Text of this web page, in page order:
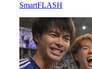
SmartFLASH